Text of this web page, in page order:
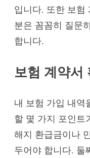
입니다. 또한 보험
분은 꼼꼼히 질문
합니다.
보험 계약서
내 보험 가입 내역
할 몇 가지 포인트
해지 환급금이나
두어야 합니다. 둘